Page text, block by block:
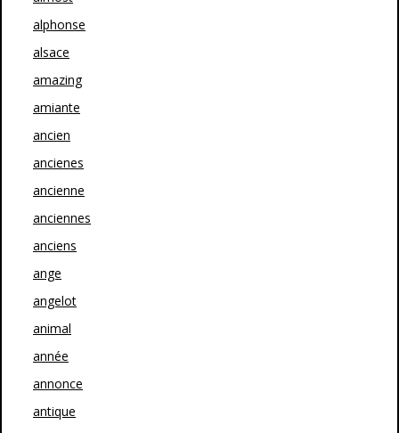
alphonse
alsace
amazing
amiante
ancien
ancienes
ancienne
anciennes
anciens
ange
angelot
animal
année
annonce
antique